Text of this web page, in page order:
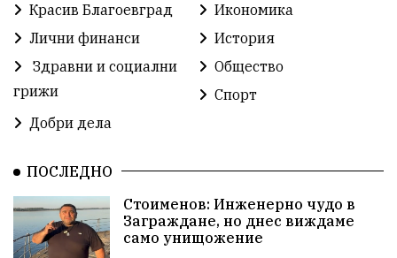
Прокуратура Министерски съвет
Избори Икономика побой алкохол
Красива България АМ Струма Белица
Красив Благоевград
Икономика
Лични финанси
История
Здравни и социални
грижи
Общество
Спорт
Добри дела
ПОСЛЕДНО
Стоименов: Инженерно чудо в
Заграждане, но днес виждаме
само унищожение